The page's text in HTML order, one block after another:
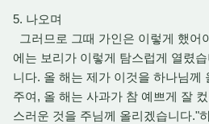
5. 나오며
그러므로 그때 가인은 이렇게 했어
에는 보리가 이렇게 탐스럽게 열렸
니다. 올 해는 제가 이것을 하나님께
주여, 올 해는 사과가 참 예쁘게 잘
스러운 것을 주님께 올리겠습니다."